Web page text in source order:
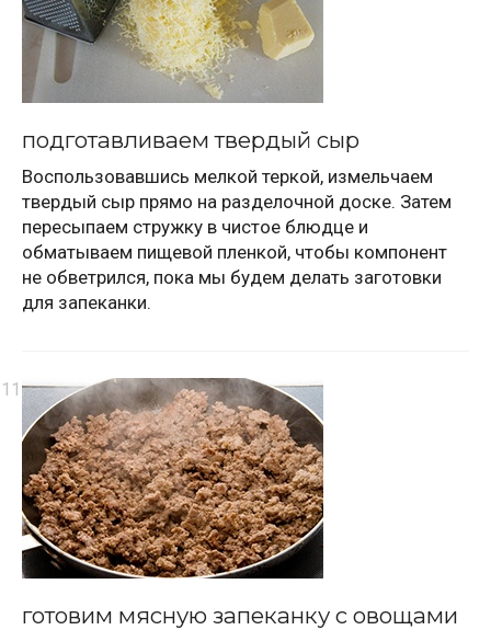
подготавливаем твердый сыр
Воспользовавшись мелкой теркой, измельчаем
твердый сыр прямо на разделочной доске. Затем
пересыпаем стружку в чистое блюдце и
обматываем пищевой пленкой, чтобы компонент
не обветрился, пока мы будем делать заготовки
для запеканки.
готовим мясную запеканку с овощами